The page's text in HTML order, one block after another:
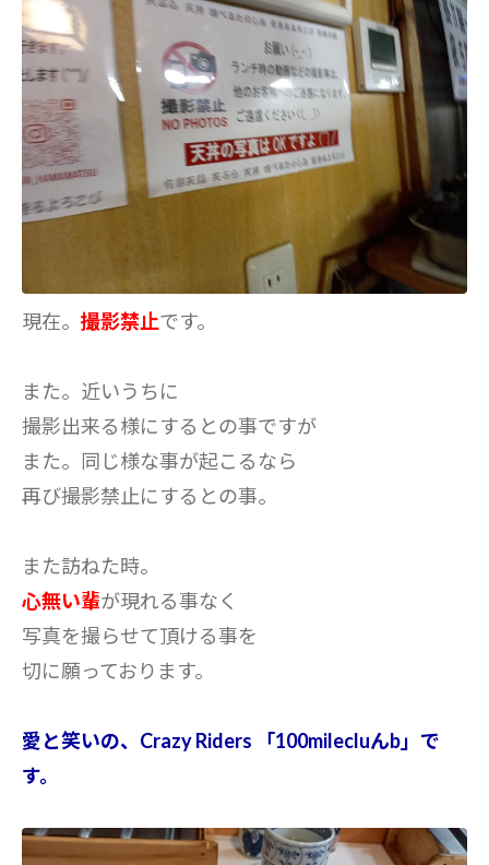
現在。 撮影禁止です。
また。近いうちに
撮影出来る様にするとの事ですが
また。同じ様な事が起こるなら
再び撮影禁止にするとの事。
また訪ねた時。
心無い輩が現れる事なく
写真を撮らせて頂ける事を
切に願っております。
愛と笑いの、Crazy Riders 「100milecluんb」で
す。